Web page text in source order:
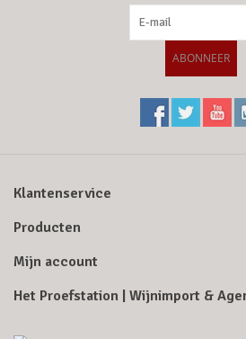
ABONNEER
Klantenservice
Producten
Mijn account
Het Proefstation | Wijnimport &